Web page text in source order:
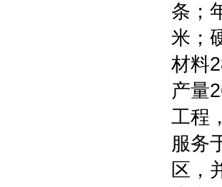
条；
米；
材料
产量
工程
服务
区，